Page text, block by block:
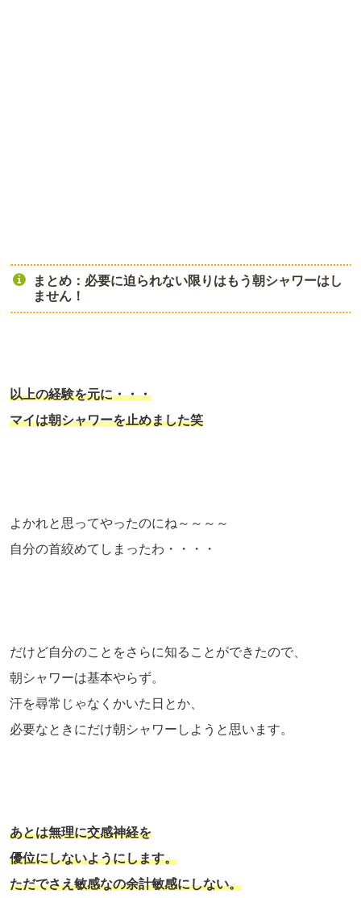
まとめ：必要に迫られない限りはもう朝シャワーはし
ません！
以上の経験を元に・・・
マイは朝シャワーを止めました笑
よかれと思ってやったのにね～～～～
自分の首絞めてしまったわ・・・・
だけど自分のことをさらに知ることができたので、
朝シャワーは基本やらず。
汗を尋常じゃなくかいた日とか、
必要なときにだけ朝シャワーしようと思います。
あとは無理に交感神経を
優位にしないようにします。
ただでさえ敏感なの余計敏感にしない。